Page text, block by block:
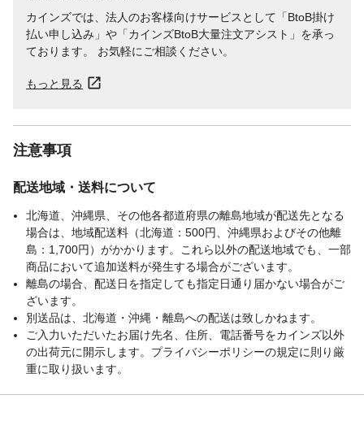
カインズでは、法人のお客様向けサービスとして「BtoB掛け
払い申し込み」や「カインズBtoB大量注文アシスト」を承っ
ております。 お気軽にご相談ください。
もっと見る
注意事項
配送地域・送料について
北海道、沖縄県、その他各都道府県の離島地域が配送先となる
場合は、地域配送料（北海道：500円、沖縄県およびその他離
島：1,700円）がかかります。これら以外の配送地域でも、一部
商品において追加送料が発生する場合がございます。
離島の場合、配送日を指定しても指定日通り届かない場合がご
ざいます。
別送品は、北海道・沖縄・離島への配送は致しかねます。
ご入力いただいたお届け先名、住所、電話番号をカインズ以外
の出荷元に開示します。プライバシーポリシーの規定に則り厳
重に取り扱います。